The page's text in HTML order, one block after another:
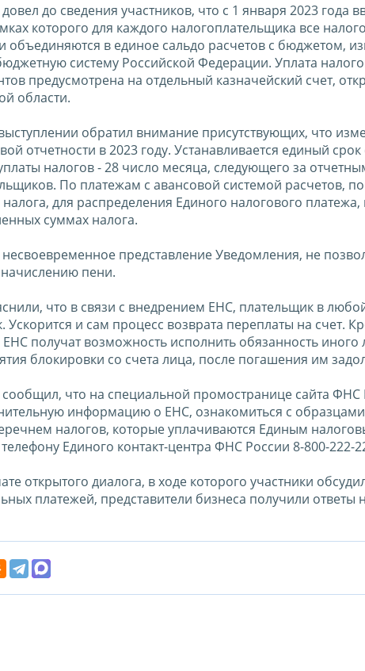
довел до сведения участников, что с 1 января 2023 года
которого для каждого налогоплательщика все
объединяются в единое сальдо расчетов с бюджетом,
систему Российской Федерации. Уплата
предусмотрена на отдельный казначейский счет,
области.
обратил внимание присутствующих, что
отчетности в 2023 году. Устанавливается единый
налогов - 28 число месяца, следующего за
По платежам с авансовой системой расчетов,
для распределения Единого налогового
суммах налога.
представление Уведомления, не
пени.
что в связи с внедрением ЕНС, плательщик в
Ускорится и сам процесс возврата переплаты на счет.
получат возможность исполнить обязанность
блокировки со счета лица, после погашения им
сообщил, что на специальной промостранице сайта ФНС
информацию о ЕНС, ознакомиться с
налогов, которые уплачиваются Единым
Единого контакт-центра ФНС России 8-800-222-
открытого диалога, в ходе которого участники
платежей, представители бизнеса получили